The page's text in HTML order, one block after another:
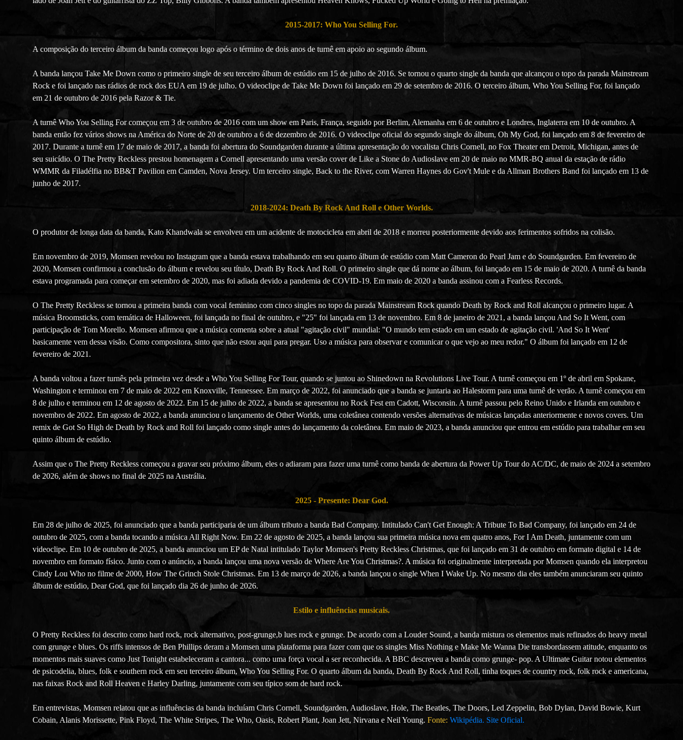
2015-2017: Who You Selling For.
A composição do terceiro álbum da banda começou logo após o término de dois anos de turnê em apoio ao segundo álbum.
A banda lançou Take Me Down como o primeiro single de seu terceiro álbum de estúdio em 15 de julho de 2016. Se tornou o quarto single da banda que alcançou o topo da parada Mainstream
Rock e foi lançado nas rádios de rock dos EUA em 19 de julho. O videoclipe de Take Me Down foi lançado em 29 de setembro de 2016. O terceiro álbum, Who You Selling For, foi lançado
em 21 de outubro de 2016 pela Razor & Tie.
A turnê Who You Selling For começou em 3 de outubro de 2016 com um show em Paris, França, seguido por Berlim, Alemanha em 6 de outubro e Londres, Inglaterra em 10 de outubro. A
banda então fez vários shows na América do Norte de 20 de outubro a 6 de dezembro de 2016. O videoclipe oficial do segundo single do álbum, Oh My God, foi lançado em 8 de fevereiro de
2017. Durante a turnê em 17 de maio de 2017, a banda foi abertura do Soundgarden durante a última apresentação do vocalista Chris Cornell, no Fox Theater em Detroit, Michigan, antes de
seu suicídio. O The Pretty Reckless prestou homenagem a Cornell apresentando uma versão cover de Like a Stone do Audioslave em 20 de maio no MMR-BQ anual da estação de rádio
WMMR da Filadélfia no BB&T Pavilion em Camden, Nova Jersey. Um terceiro single, Back to the River, com Warren Haynes do Gov't Mule e da Allman Brothers Band foi lançado em 13 de
junho de 2017.
2018-2024: Death By Rock And Roll e Other Worlds.
O produtor de longa data da banda, Kato Khandwala se envolveu em um acidente de motocicleta em abril de 2018 e morreu posteriormente devido aos ferimentos sofridos na colisão.
Em novembro de 2019, Momsen revelou no Instagram que a banda estava trabalhando em seu quarto álbum de estúdio com Matt Cameron do Pearl Jam e do Soundgarden. Em fevereiro de
2020, Momsen confirmou a conclusão do álbum e revelou seu título, Death By Rock And Roll. O primeiro single que dá nome ao álbum, foi lançado em 15 de maio de 2020. A turnê da banda
estava programada para começar em setembro de 2020, mas foi adiada devido a pandemia de COVID-19. Em maio de 2020 a banda assinou com a Fearless Records.
O The Pretty Reckless se tornou a primeira banda com vocal feminino com cinco singles no topo da parada Mainstream Rock quando Death by Rock and Roll alcançou o primeiro lugar. A
música Broomsticks, com temática de Halloween, foi lançada no final de outubro, e "25" foi lançada em 13 de novembro. Em 8 de janeiro de 2021, a banda lançou And So It Went, com
participação de Tom Morello. Momsen afirmou que a música comenta sobre a atual "agitação civil" mundial: "O mundo tem estado em um estado de agitação civil. 'And So It Went'
basicamente vem dessa visão. Como compositora, sinto que não estou aqui para pregar. Uso a música para observar e comunicar o que vejo ao meu redor." O álbum foi lançado em 12 de
fevereiro de 2021.
A banda voltou a fazer turnês pela primeira vez desde a Who You Selling For Tour, quando se juntou ao Shinedown na Revolutions Live Tour. A turnê começou em 1º de abril em Spokane,
Washington e terminou em 7 de maio de 2022 em Knoxville, Tennessee. Em março de 2022, foi anunciado que a banda se juntaria ao Halestorm para uma turnê de verão. A turnê começou em
8 de julho e terminou em 12 de agosto de 2022. Em 15 de julho de 2022, a banda se apresentou no Rock Fest em Cadott, Wisconsin. A turnê passou pelo Reino Unido e Irlanda em outubro e
novembro de 2022. Em agosto de 2022, a banda anunciou o lançamento de Other Worlds, uma coletânea contendo versões alternativas de músicas lançadas anteriormente e novos covers. Um
remix de Got So High de Death by Rock and Roll foi lançado como single antes do lançamento da coletânea. Em maio de 2023, a banda anunciou que entrou em estúdio para trabalhar em seu
quinto álbum de estúdio.
Assim que o The Pretty Reckless começou a gravar seu próximo álbum, eles o adiaram para fazer uma turnê como banda de abertura da Power Up Tour do AC/DC, de maio de 2024 a setembro
de 2026, além de shows no final de 2025 na Austrália.
2025 - Presente: Dear God.
Em 28 de julho de 2025, foi anunciado que a banda participaria de um álbum tributo a banda Bad Company. Intitulado Can't Get Enough: A Tribute To Bad Company, foi lançado em 24 de
outubro de 2025, com a banda tocando a música All Right Now. Em 22 de agosto de 2025, a banda lançou sua primeira música nova em quatro anos, For I Am Death, juntamente com um
videoclipe. Em 10 de outubro de 2025, a banda anunciou um EP de Natal intitulado Taylor Momsen's Pretty Reckless Christmas, que foi lançado em 31 de outubro em formato digital e 14 de
novembro em formato físico. Junto com o anúncio, a banda lançou uma nova versão de Where Are You Christmas?. A música foi originalmente interpretada por Momsen quando ela interpretou
Cindy Lou Who no filme de 2000, How The Grinch Stole Christmas. Em 13 de março de 2026, a banda lançou o single When I Wake Up. No mesmo dia eles também anunciaram seu quinto
álbum de estúdio, Dear God, que foi lançado dia 26 de junho de 2026.
Estilo e influências musicais.
O Pretty Reckless foi descrito como hard rock, rock alternativo, post-grunge,b lues rock e grunge. De acordo com a Louder Sound, a banda mistura os elementos mais refinados do heavy metal
com grunge e blues. Os riffs intensos de Ben Phillips deram a Momsen uma plataforma para fazer com que os singles Miss Nothing e Make Me Wanna Die transbordassem atitude, enquanto os
momentos mais suaves como Just Tonight estabeleceram a cantora... como uma força vocal a ser reconhecida. A BBC descreveu a banda como grunge- pop. A Ultimate Guitar notou elementos
de psicodelia, blues, folk e southern rock em seu terceiro álbum, Who You Selling For. O quarto álbum da banda, Death By Rock And Roll, tinha toques de country rock, folk rock e americana,
nas faixas Rock and Roll Heaven e Harley Darling, juntamente com seu típico som de hard rock.
Em entrevistas, Momsen relatou que as influências da banda incluíam Chris Cornell, Soundgarden, Audioslave, Hole, The Beatles, The Doors, Led Zeppelin, Bob Dylan, David Bowie, Kurt
Cobain, Alanis Morissette, Pink Floyd, The White Stripes, The Who, Oasis, Robert Plant, Joan Jett, Nirvana e Neil Young. Fonte: Wikipédia. Site Oficial.